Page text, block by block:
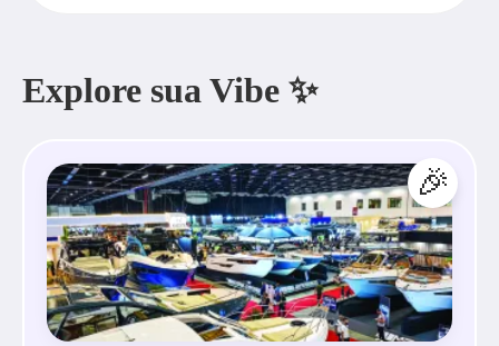
Explore sua Vibe ✨
🎉